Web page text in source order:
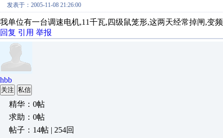
发表于：2005-11-08 21:26:00
我单位有一台调速电机,11千瓦,四级鼠笼形,这两天经常掉闸,变
回复 引用 举报
hbb
关注 私信
精华：0帖
求助：0帖
帖子：14帖 | 254回